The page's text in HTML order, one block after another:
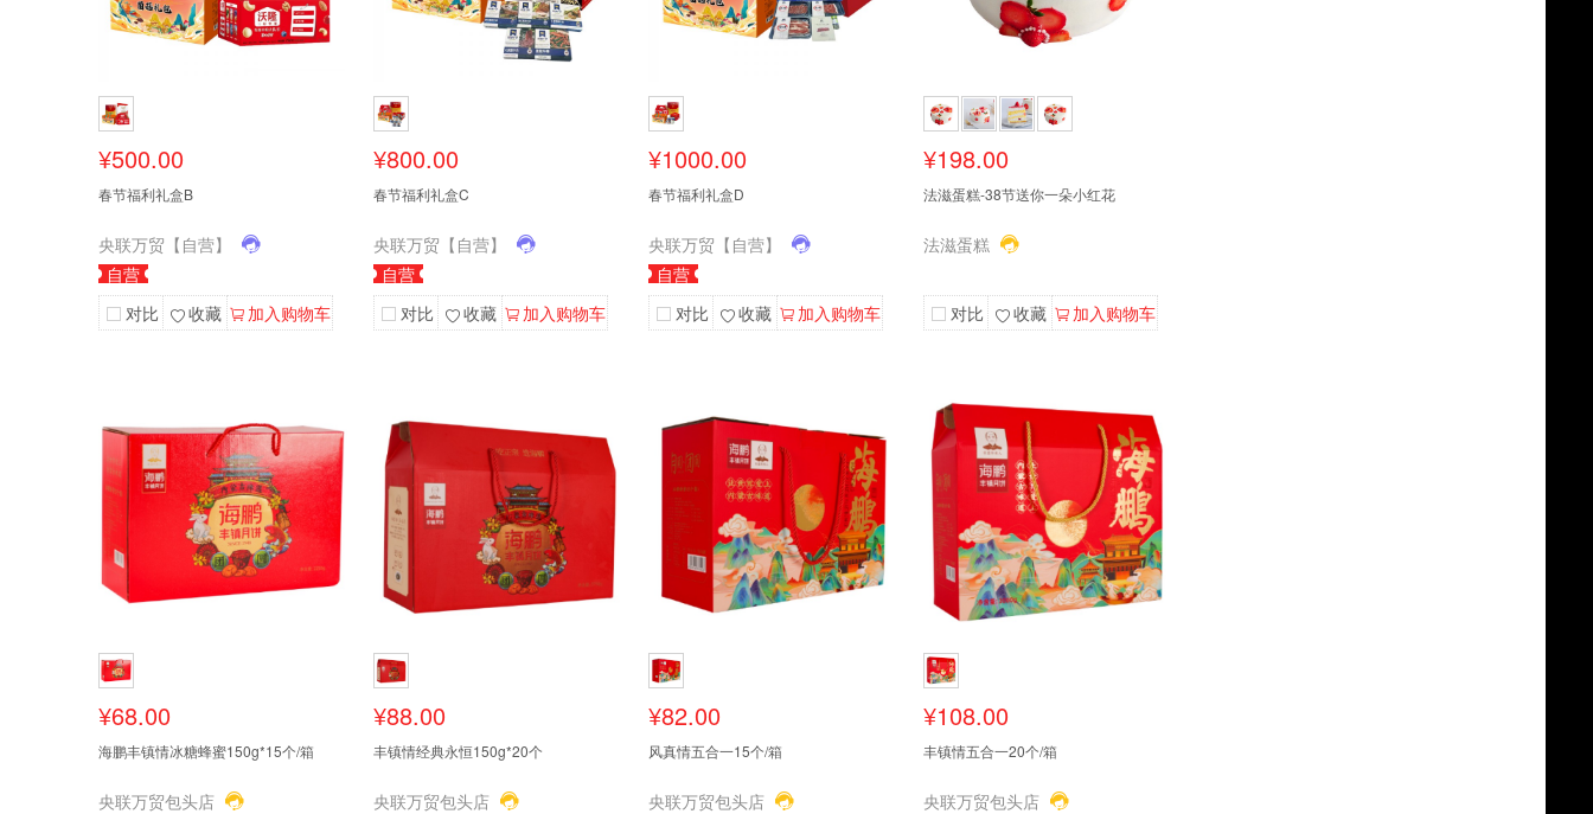
¥500.00
春节福利礼盒B
央联万贸【自营】
自营
对比
收藏 加入购物车
¥800.00
春节福利礼盒C
央联万贸【自营】
自营
对比
收藏 加入购物车
¥1000.00
春节福利礼盒D
央联万贸【自营】
自营
对比
收藏 加入购物车
¥198.00
法滋蛋糕-38节送你一朵小红花
法滋蛋糕
对比 收藏 加入购物车
¥68.00
海鹏丰镇情冰糖蜂蜜150g*15个/箱
央联万贸包头店
¥88.00
丰镇情经典永恒150g*20个
央联万贸包头店
¥82.00
风真情五合一15个/箱
央联万贸包头店
¥108.00
丰镇情五合一20个/箱
央联万贸包头店